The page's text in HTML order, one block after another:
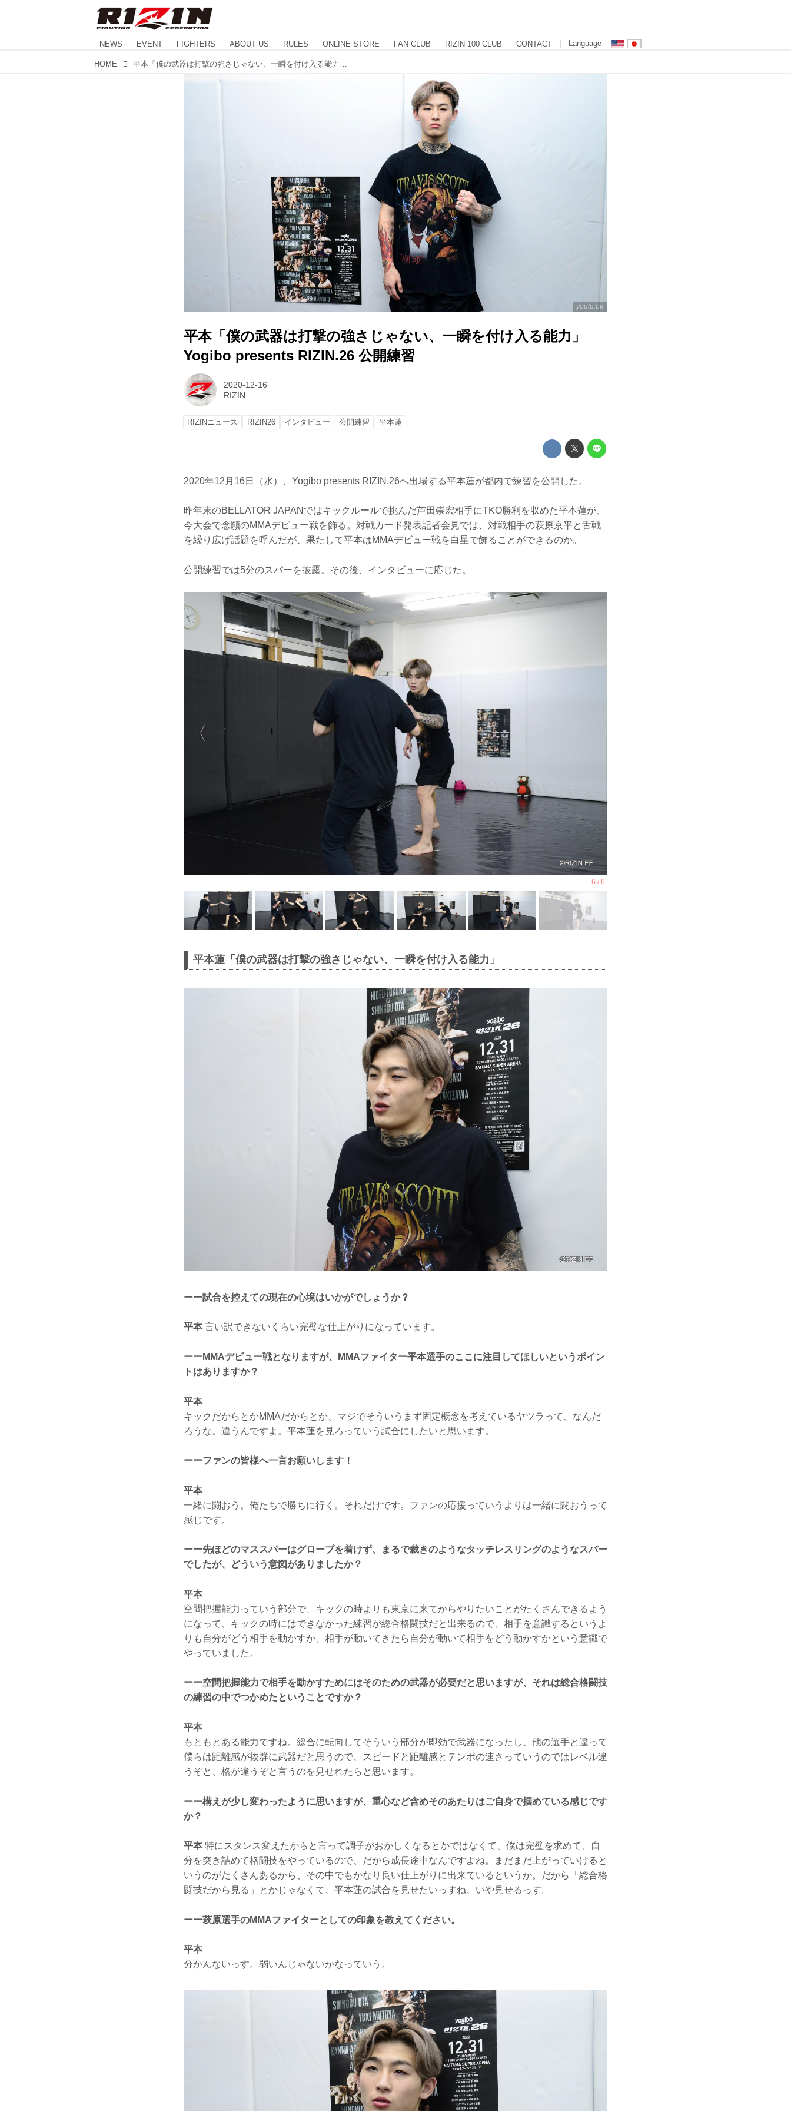
NEWS EVENT FIGHTERS ABOUT US RULES ONLINE STORE FAN CLUB RIZIN 100 CLUB CONTACT | Language
HOME
youtu.be
平本「僕の武器は打撃の強さじゃない、一瞬を付け入る能力」
Yogibo presents RIZIN.26 公開練習
2020-12-16
RIZIN
RIZINニュース RIZIN26 インタビュー 公開練習 平本蓮
2020年12月16日（水）、Yogibo presents RIZIN.26へ出場する平本蓮が都内で練習を公開した。
昨年末のBELLATOR JAPANではキックルールで挑んだ芦田崇宏相手にTKO勝利を収めた平本蓮が、
今大会で念願のMMAデビュー戦を飾る。対戦カード発表記者会見では、対戦相手の萩原京平と舌戦
を繰り広げ話題を呼んだが、果たして平本はMMAデビュー戦を白星で飾ることができるのか。
公開練習では5分のスパーを披露。その後、インタビューに応じた。
平本蓮「僕の武器は打撃の強さじゃない、一瞬を付け入る能力」
ーー試合を控えての現在の心境はいかがでしょうか？
平本言い訳できないくらい完璧な仕上がりになっています。
ーーMMAデビュー戦となりますが、MMAファイター平本選手のここに注目してほしいというポイン
トはありますか？
平本
キックだからとかMMAだからとか、マジでそういうまず固定概念を考えているヤツラって、なんだ
ろうな。違うんですよ。平本蓮を見ろっていう試合にしたいと思います。
ーーファンの皆様へ一言お願いします！
平本
一緒に闘おう。俺たちで勝ちに行く。それだけです。ファンの応援っていうよりは一緒に闘おうって
感じです。
ーー先ほどのマススパーはグローブを着けず、まるで裁きのようなタッチレスリングのようなスパー
でしたが、どういう意図がありましたか？
平本
空間把握能力っていう部分で、キックの時よりも東京に来てからやりたいことがたくさんできるよう
になって、キックの時にはできなかった練習が総合格闘技だと出来るので、相手を意識するというよ
りも自分がどう相手を動かすか、相手が動いてきたら自分が動いて相手をどう動かすかという意識で
やっていました。
ーー空間把握能力で相手を動かすためにはそのための武器が必要だと思いますが、それは総合格闘技
の練習の中でつかめたということですか？
平本
もともとある能力ですね。総合に転向してそういう部分が即効で武器になったし、他の選手と違って
僕らは距離感が抜群に武器だと思うので、スピードと距離感とテンポの速さっていうのではレベル違
うぞと、格が違うぞと言うのを見せれたらと思います。
ーー構えが少し変わったように思いますが、重心など含めそのあたりはご自身で掴めている感じです
か？
平本特にスタンス変えたからと言って調子がおかしくなるとかではなくて、僕は完璧を求めて、自
分を突き詰めて格闘技をやっているので、だから成長途中なんですよね。まだまだ上がっていけると
いうのがたくさんあるから、その中でもかなり良い仕上がりに出来ているというか。だから「総合格
闘技だから見る」とかじゃなくて、平本蓮の試合を見せたいっすね、いや見せるっす。
ーー萩原選手のMMAファイターとしての印象を教えてください。
平本
分かんないっす。弱いんじゃないかなっていう。